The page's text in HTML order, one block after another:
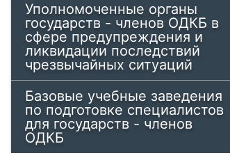
Уполномоченные органы
государств - членов ОДКБ в
сфере предупреждения и
ликвидации последствий
чрезвычайных ситуаций
Базовые учебные заведения
по подготовке специалистов
для государств - членов
ОДКБ